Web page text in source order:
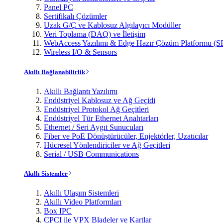
Panel PC
Sertifikalı Çözümler
Uzak G/Ç ve Kablosuz Algılayıcı Modüller
Veri Toplama (DAQ) ve İletişim
WebAccess Yazılımı & Edge Hazır Çözüm Platformu
Wireless I/O & Sensors
Akıllı Bağlanabilirlik
Akıllı Bağlantı Yazılımı
Endüstriyel Kablosuz ve Ağ Geçidi
Endüstriyel Protokol Ağ Geçitleri
Endüstriyel Tür Ethernet Anahtarları
Ethernet / Seri Aygıt Sunucuları
Fiber ve PoE Dönüştürücüler, Enjektörler, Uzatıcılar
Hücresel Yönlendiriciler ve Ağ Geçitleri
Serial / USB Communications
Akıllı Sistemler
Akıllı Ulaşım Sistemleri
Akıllı Video Platformları
Box IPC
CPCI ile VPX Bladeler ve Kartlar